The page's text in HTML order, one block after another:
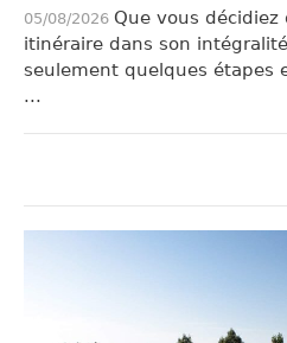
05/08/2026 Que vous
itinéraire dans son
seulement quelques étapes
...